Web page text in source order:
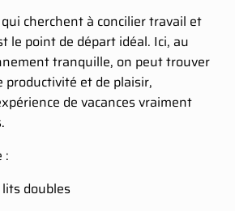
cherchent à concilier travail et
le point de départ idéal. Ici, au
tranquille, on peut trouver
productivité et de plaisir,
de vacances vraiment
:
doubles